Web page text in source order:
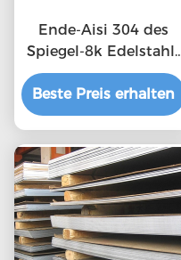
Ende-Aisi 304 des
Spiegel-8k Edelstahl-
Platte Edelstahlblech-
316L
Beste Preis erhalten